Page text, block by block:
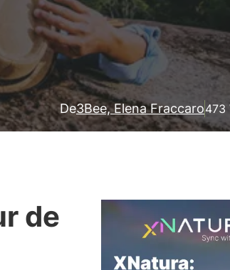
De3Bee, Elena Fraccaro473
de